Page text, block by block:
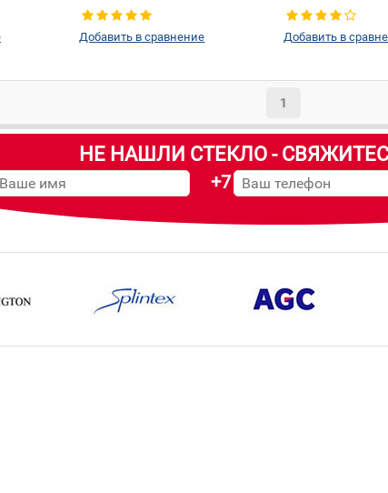
зеркала + шелкографии +
датчика:Да
Добавить в сравнение
особенностей +
шелкографии +
Добавить в
1
НЕ НАШЛИ СТЕКЛО -
+7